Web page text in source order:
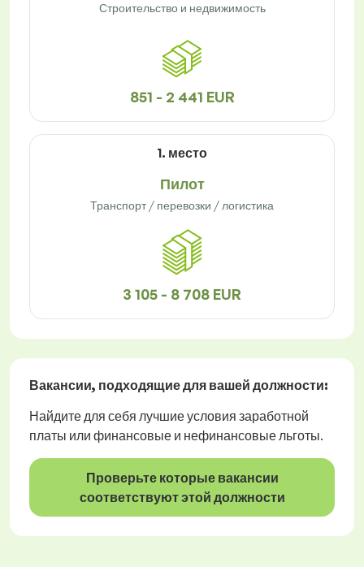
Строительство и недвижимость
851 - 2 441 EUR
1. место
Пилот
Транспорт / перевозки / логистика
3 105 - 8 708 EUR
Вакансии, подходящие для вашей должности:
Найдите для себя лучшие условия заработной
платы или финансовые и нефинансовые льготы.
Проверьте которые вакансии
соответствуют этой должности